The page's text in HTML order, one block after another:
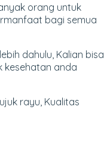
orang untuk
bagi semua
dahulu, Kalian bisa
kesehatan anda
rayu, Kualitas